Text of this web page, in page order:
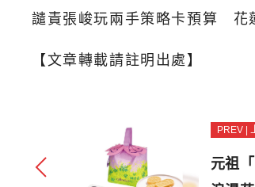
譴責張峻玩兩手策略卡預算 花
【文章轉載請註明出處】
PREV |
元祖